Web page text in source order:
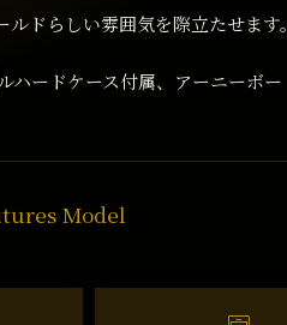
ドらしい雰囲気を際立たせます。
ハードケース付属、アーニーボー
Model